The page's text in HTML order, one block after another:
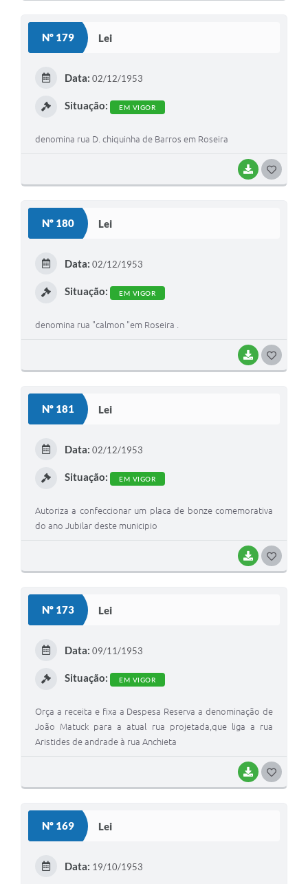
Nº 179 Lei
BAIXAR
Data: 02/12/1953
Situação: EM VIGOR
denomina rua D. chiquinha de Barros em Roseira
Nº 180 Lei
BAIXAR
Data: 02/12/1953
Situação: EM VIGOR
denomina rua "calmon "em Roseira .
Nº 181 Lei
BAIXAR
Data: 02/12/1953
Situação: EM VIGOR
Autoriza a confeccionar um placa de bonze comemorativa
do ano Jubilar deste municipio
Nº 173 Lei
BAIXAR
Data: 09/11/1953
Situação: EM VIGOR
Orça a receita e fixa a Despesa Reserva a denominação de
João Matuck para a atual rua projetada,que liga a rua
Aristides de andrade à rua Anchieta
Nº 169 Lei
Data: 19/10/1953